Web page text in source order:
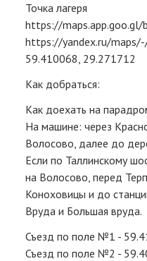
Точка лагеря
https://maps.app.goo.gl/
https://yandex.ru/
59.410068, 29.271712
Как добраться:
Как доехать на
На машине: через
Волосово, далее до
Если по Таллинскому
на Волосово, перед
Коноховицы и до
Вруда и Большая вруда.
Съезд по поле №1 -
Съезд по поле №2 -